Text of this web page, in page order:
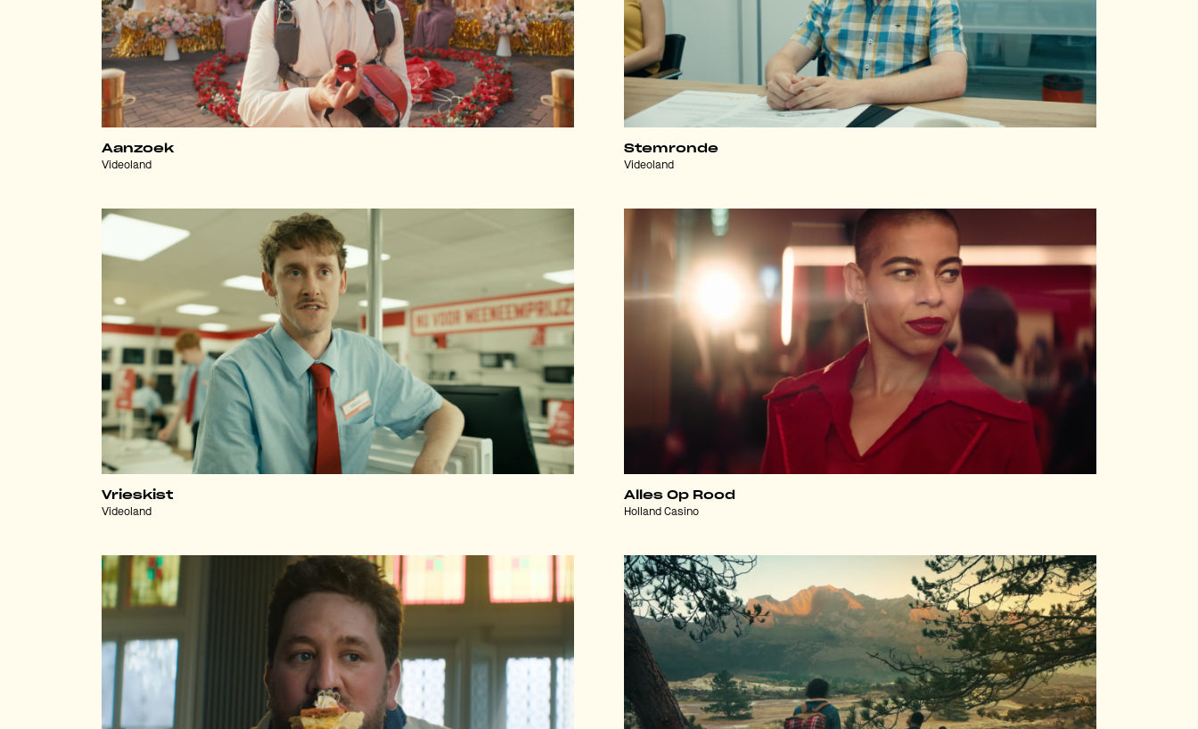
Aanzoek
Videoland
Stemronde
Videoland
Vrieskist
Videoland
Alles Op Rood
Holland Casino